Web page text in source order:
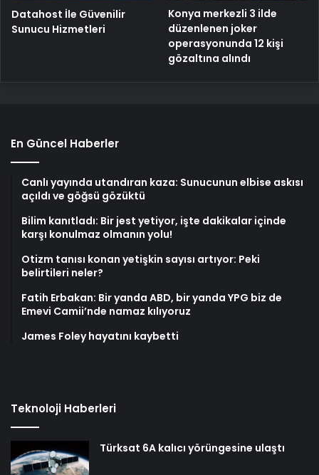
Datahost İle Güvenilir
Sunucu Hizmetleri
Konya merkezli 3 ilde
düzenlenen joker
operasyonunda 12 kişi
gözaltına alındı
En Güncel Haberler
Canlı yayında utandıran kaza: Sunucunun elbise askısı
açıldı ve göğsü gözüktü
Bilim kanıtladı: Bir jest yetiyor, işte dakikalar içinde
karşı konulmaz olmanın yolu!
Otizm tanısı konan yetişkin sayısı artıyor: Peki
belirtileri neler?
Fatih Erbakan: Bir yanda ABD, bir yanda YPG biz de
Emevi Camii’nde namaz kılıyoruz
James Foley hayatını kaybetti
Teknoloji Haberleri
Türksat 6A kalıcı yörüngesine ulaştı